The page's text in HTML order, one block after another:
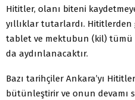
Hititler, olanı biteni
yıllıklar tutarlardı. Hititlerden
tablet ve mektubun (kil)
da aydınlanacaktır.
Bazı tarihçiler Ankara’yı
bütünleştirir ve onun devamı